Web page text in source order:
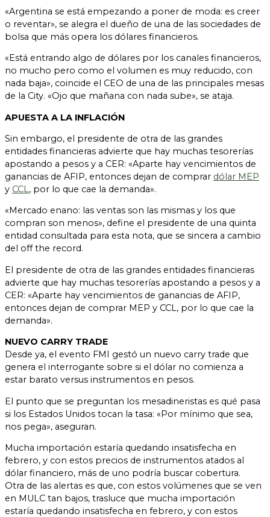
«Argentina se está empezando a poner de moda: es creer
o reventar», se alegra el dueño de una de las sociedades de
bolsa que más opera los dólares financieros.
«Está entrando algo de dólares por los canales financieros,
no mucho pero como el volumen es muy reducido, con
nada baja», coincide el CEO de una de las principales mesas
de la City. «Ojo que mañana con nada sube», se ataja.
APUESTA A LA INFLACIÓN
Sin embargo, el presidente de otra de las grandes
entidades financieras advierte que hay muchas tesorerías
apostando a pesos y a CER: «Aparte hay vencimientos de
ganancias de AFIP, entonces dejan de comprar dólar MEP
y CCL, por lo que cae la demanda».
«Mercado enano: las ventas son las mismas y los que
compran son menos», define el presidente de una quinta
entidad consultada para esta nota, que se sincera a cambio
del off the record.
El presidente de otra de las grandes entidades financieras
advierte que hay muchas tesorerías apostando a pesos y a
CER: «Aparte hay vencimientos de ganancias de AFIP,
entonces dejan de comprar MEP y CCL, por lo que cae la
demanda».
NUEVO CARRY TRADE
Desde ya, el evento FMI gestó un nuevo carry trade que
genera el interrogante sobre si el dólar no comienza a
estar barato versus instrumentos en pesos.
El punto que se preguntan los mesadineristas es qué pasa
si los Estados Unidos tocan la tasa: «Por mínimo que sea,
nos pega», aseguran.
Mucha importación estaría quedando insatisfecha en
febrero, y con estos precios de instrumentos atados al
dólar financiero, más de uno podría buscar cobertura.
Otra de las alertas es que, con estos volúmenes que se ven
en MULC tan bajos, trasluce que mucha importación
estaría quedando insatisfecha en febrero, y con estos